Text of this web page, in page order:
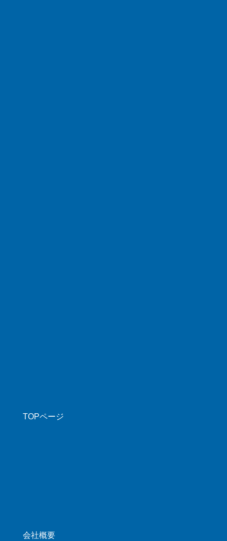
TOPページ
会社概要